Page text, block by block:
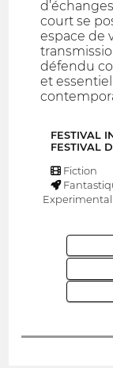
court se
espace de
défendu
et
FESTIVAL
FESTIVAL
Fiction
Experimental